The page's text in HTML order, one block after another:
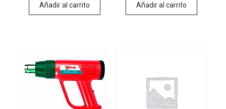
Añadir al carrito Añadir al carrito